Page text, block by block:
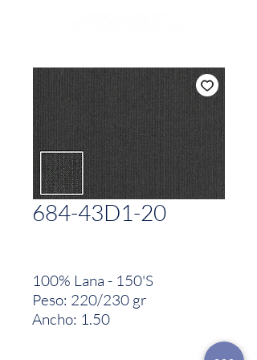
684-43D1-20
100% Lana - 150'S
Peso: 220/230 gr
Ancho: 1.50